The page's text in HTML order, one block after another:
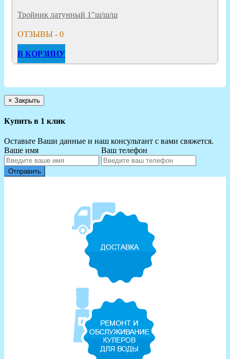
Тройник латунный 1"ш/ш/ш
ОТЗЫВЫ - 0
В КОРЗИНУ
× Закрыть
Купить в 1 клик
Оставьте Ваши данные и наш консультант с вами свяжется.
Ваше имя
Ваш телефон
Отправить